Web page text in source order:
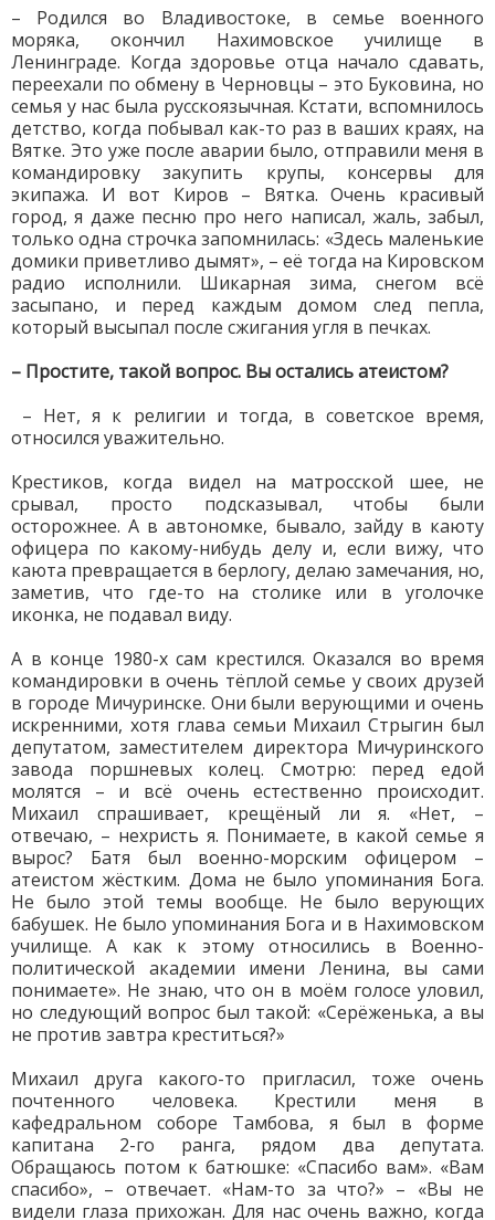
– Родился во Владивостоке, в семье военного
моряка, окончил Нахимовское училище в
Ленинграде. Когда здоровье отца начало сдавать,
переехали по обмену в Черновцы – это Буковина, но
семья у нас была русскоязычная. Кстати, вспомнилось
детство, когда побывал как-то раз в ваших краях, на
Вятке. Это уже после аварии было, отправили меня в
командировку закупить крупы, консервы для
экипажа. И вот Киров – Вятка. Очень красивый
город, я даже песню про него написал, жаль, забыл,
только одна строчка запомнилась: «Здесь маленькие
домики приветливо дымят», – её тогда на Кировском
радио исполнили. Шикарная зима, снегом всё
засыпано, и перед каждым домом след пепла,
который высыпал после сжигания угля в печках.
– Простите, такой вопрос. Вы остались атеистом?
– Нет, я к религии и тогда, в советское время,
относился уважительно.
Крестиков, когда видел на матросской шее, не
срывал, просто подсказывал, чтобы были
осторожнее. А в автономке, бывало, зайду в каюту
офицера по какому-нибудь делу и, если вижу, что
каюта превращается в берлогу, делаю замечания, но,
заметив, что где-то на столике или в уголочке
иконка, не подавал виду.
А в конце 1980-х сам крестился. Оказался во время
командировки в очень тёплой семье у своих друзей
в городе Мичуринске. Они были верующими и очень
искренними, хотя глава семьи Михаил Стрыгин был
депутатом, заместителем директора Мичуринского
завода поршневых колец. Смотрю: перед едой
молятся – и всё очень естественно происходит.
Михаил спрашивает, крещёный ли я. «Нет, –
отвечаю, – нехристь я. Понимаете, в какой семье я
вырос? Батя был военно-морским офицером –
атеистом жёстким. Дома не было упоминания Бога.
Не было этой темы вообще. Не было верующих
бабушек. Не было упоминания Бога и в Нахимовском
училище. А как к этому относились в Военно-
политической академии имени Ленина, вы сами
понимаете». Не знаю, что он в моём голосе уловил,
но следующий вопрос был такой: «Серёженька, а вы
не против завтра креститься?»
Михаил друга какого-то пригласил, тоже очень
почтенного человека. Крестили меня в
кафедральном соборе Тамбова, я был в форме
капитана 2-го ранга, рядом два депутата.
Обращаюсь потом к батюшке: «Спасибо вам». «Вам
спасибо», – отвечает. «Нам-то за что?» – «Вы не
видели глаза прихожан. Для нас очень важно, когда